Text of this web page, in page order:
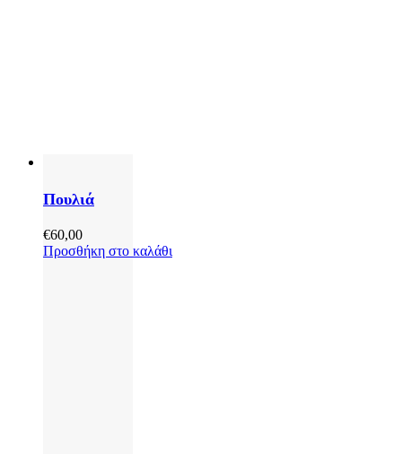
Πουλιά
€60,00
Προσθήκη στο καλάθι